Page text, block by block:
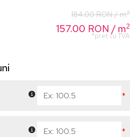
184.00 RON/ m2
157.00 RON / m2
*pret cu TVA
*
*